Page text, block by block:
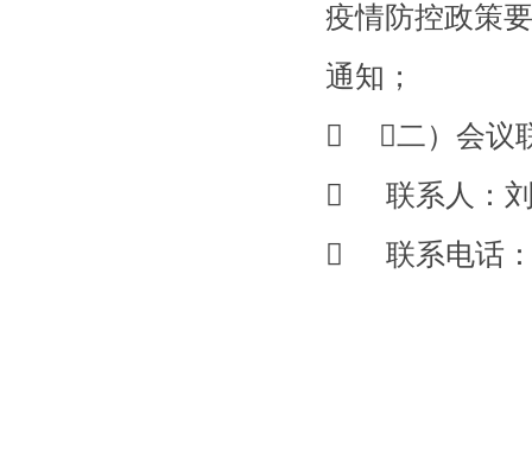
疫情防控政策
通知；
 （二）会议
 联系人：
 联系电话：